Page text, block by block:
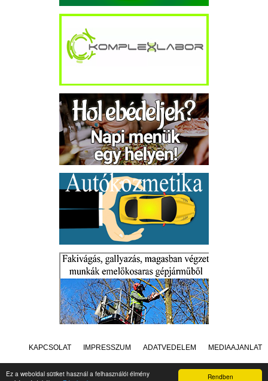
Rendben
Ez a weboldal sütiket használ a felhasználói élmény
KAPCSOLAT IMPRESSZUM ADATVÉDELEM MÉDIAAJÁNLAT